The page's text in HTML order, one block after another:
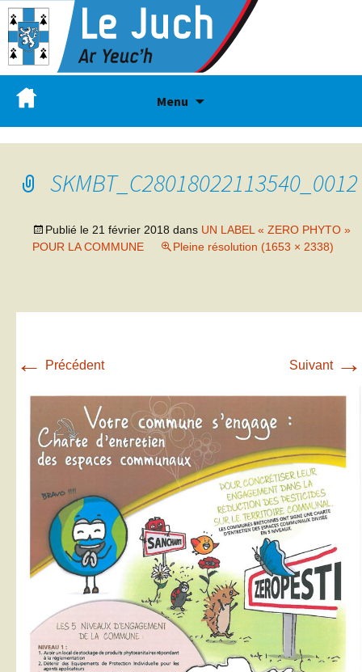
Menu
SKMBT_C28018022113540_0012
Publié le 21 février 2018 dans UN LABEL « ZERO PHYTO »
POUR LA COMMUNE
Pleine résolution (1653 × 2338)
← Précédent Suivant →